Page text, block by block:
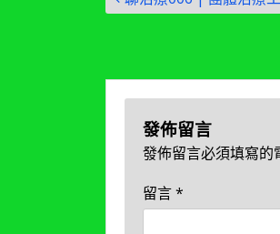
章
覽
發佈留言
發佈留言必須填寫的
留言*